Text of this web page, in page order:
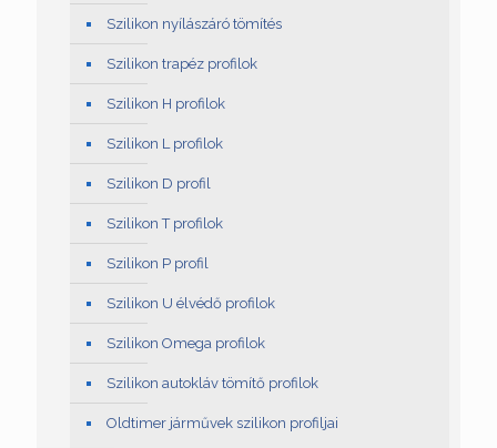
Szilikon nyílászáró tömítés
Szilikon trapéz profilok
Szilikon H profilok
Szilikon L profilok
Szilikon D profil
Szilikon T profilok
Szilikon P profil
Szilikon U élvédő profilok
Szilikon Omega profilok
Szilikon autokláv tömítő profilok
Oldtimer járművek szilikon profiljai